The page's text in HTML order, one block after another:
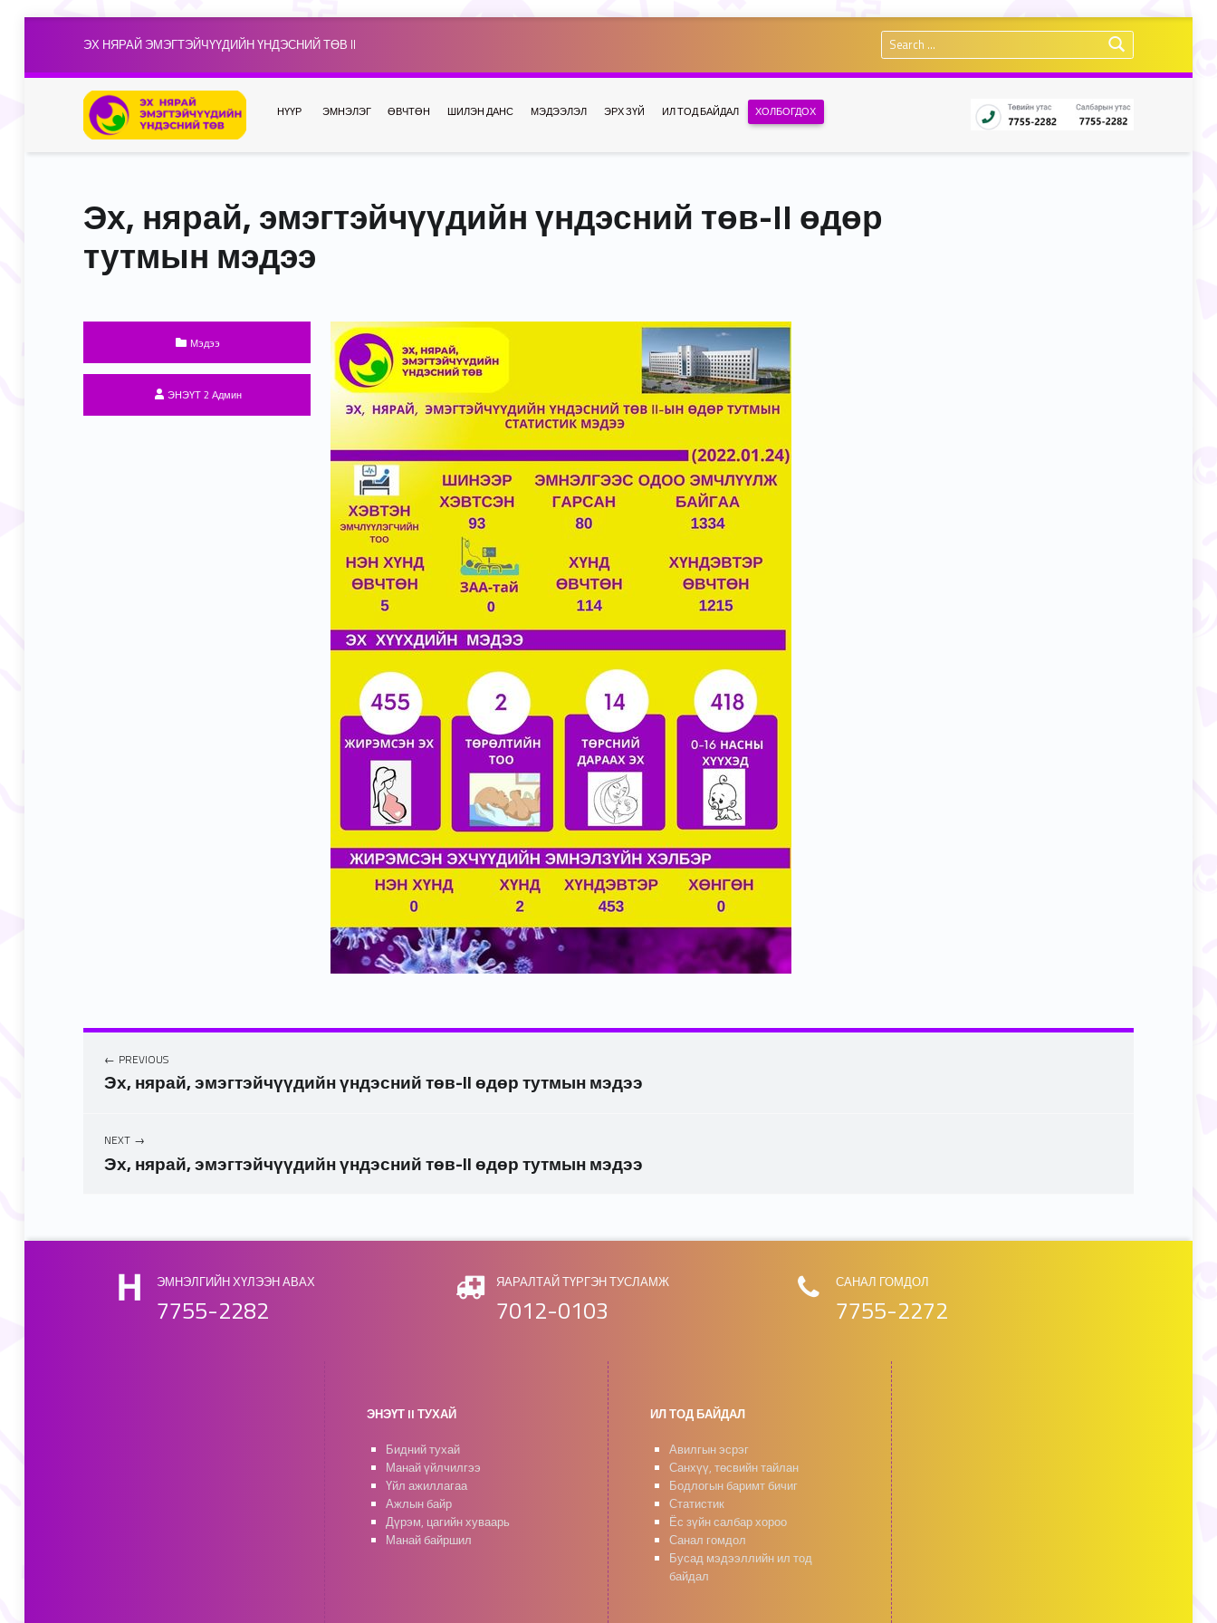
ЭХ НЯРАЙ ЭМЭГТЭЙЧҮҮДИЙН ҮНДЭСНИЙ ТӨВ II
Search for:
НҮҮР ЭМНЭЛЭГ ӨВЧТӨН ШИЛЭН ДАНС МЭДЭЭЛЭЛ ЭРХ ЗҮЙ ИЛ ТОД БАЙДАЛ ХОЛБОГДОХ
Эх, нярай, эмэгтэйчүүдийн үндэсний төв-II өдөр
тутмын мэдээ
Categorized in:
Мэдээ
Written by:
ЭНЭҮТ 2 Админ
PREVIOUS
Эх, нярай, эмэгтэйчүүдийн үндэсний төв-II өдөр тутмын мэдээ
NEXT
Эх, нярай, эмэгтэйчүүдийн үндэсний төв-II өдөр тутмын мэдээ
ЭМНЭЛГИЙН ХҮЛЭЭН АВАХ
7755-2282
ЯАРАЛТАЙ ТҮРГЭН ТУСЛАМЖ
7012-0103
САНАЛ ГОМДОЛ
7755-2272
ЭНЭҮТ II ТУХАЙ
Бидний тухай
Манай үйлчилгээ
Үйл ажиллагаа
Ажлын байр
Дүрэм, цагийн хуваарь
Манай байршил
ИЛ ТОД БАЙДАЛ
Авилгын эсрэг
Санхүү, төсвийн тайлан
Бодлогын баримт бичиг
Статистик
Ёс зүйн салбар хороо
Санал гомдол
Бусад мэдээллийн ил тод
байдал